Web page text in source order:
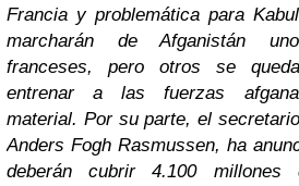
Francia y problemática para
marcharán de Afganistán
franceses, pero otros se
entrenar a las fuerzas
material. Por su parte,el
Anders Fogh Rasmussen, ha
deberán cubrir 4.100 millones